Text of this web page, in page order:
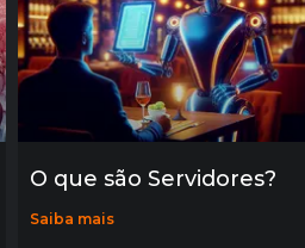
O que são Servidores?
Saiba mais